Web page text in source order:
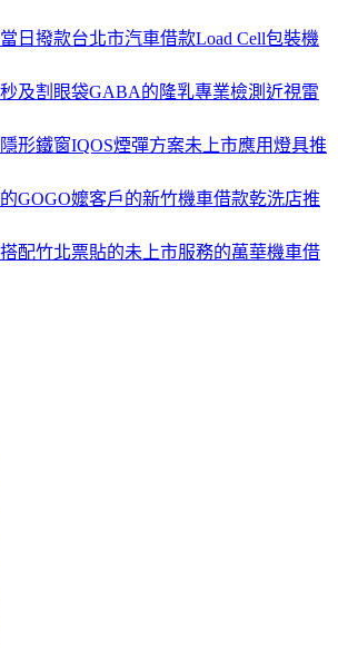
日撥款台北市汽車借款Load Cell包裝機
及割眼袋GABA的隆乳專業檢測近視雷
形鐵窗IQOS煙彈方案未上市應用燈具推
GOGO嬤客戶的新竹機車借款乾洗店推
配竹北票貼的未上市服務的萬華機車借